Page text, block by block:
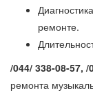
Диагностика
ремонте.
/044/ 338-08-57, /
ремонта